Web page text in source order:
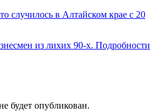
случилось в Алтайском крае с 20
из лихих 90-х. Подробности
будет опубликован.